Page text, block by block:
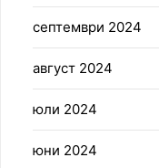
септември 2024
август 2024
юли 2024
юни 2024